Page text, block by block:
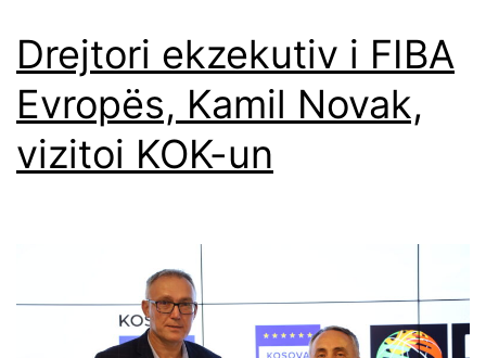
Drejtori ekzekutiv i FIBA
Evropës, Kamil Novak,
vizitoi KOK-un